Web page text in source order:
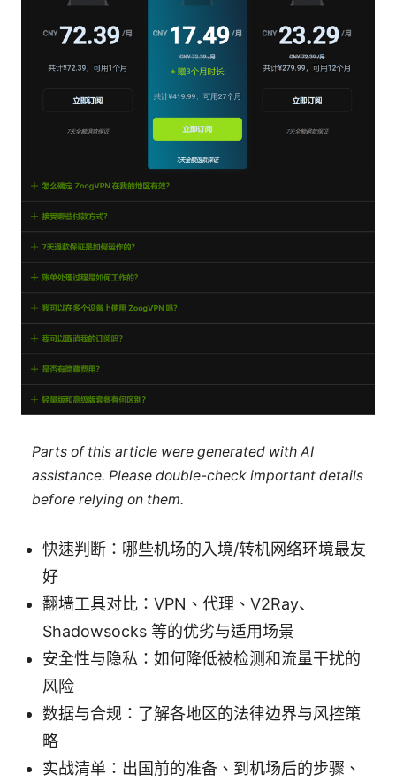
Parts of this article were generated with AI
assistance. Please double-check important details
before relying on them.
快速判断：哪些机场的入境/转机网络环境最友
好
翻墙工具对比：VPN、代理、V2Ray、
Shadowsocks 等的优劣与适用场景
安全性与隐私：如何降低被检测和流量干扰的
风险
数据与合规：了解各地区的法律边界与风控策
略
实战清单：出国前的准备、到机场后的步骤、